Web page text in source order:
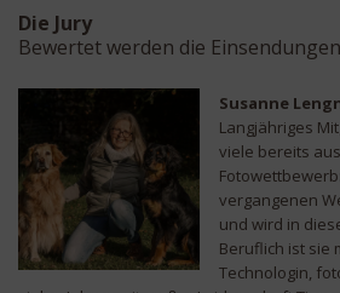
Die Jury
Bewertet werden die
Susanne
Langjähriges
viele bereits
vergangenen
und wird in
Beruflich ist sie
Technologin,